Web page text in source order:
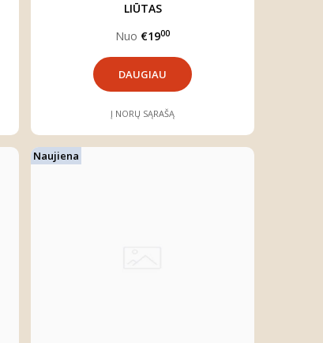
LIŪTAS
Nuo €1900
DAUGIAU
Į NORŲ SĄRAŠĄ
Naujiena